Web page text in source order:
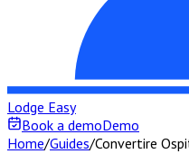
Lodge Easy
Book a demoDemo
Home/Guides/Convertire